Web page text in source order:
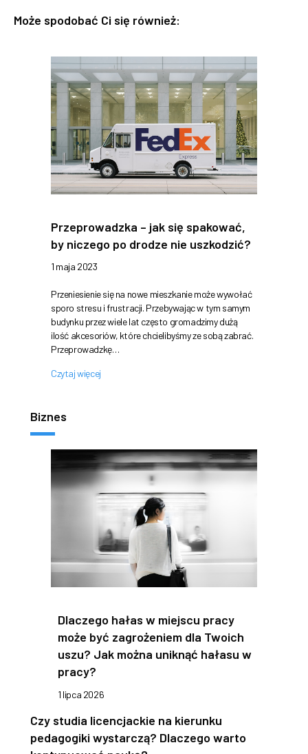
Może spodobać Ci się również:
Przeprowadzka – jak się spakować,
by niczego po drodze nie uszkodzić?
1 maja 2023
Przeniesienie się na nowe mieszkanie może wywołać
sporo stresu i frustracji. Przebywając w tym samym
budynku przez wiele lat często gromadzimy dużą
ilość akcesoriów, które chcielibyśmy ze sobą zabrać.
Przeprowadzkę…
Czytaj więcej
Biznes
Dlaczego hałas w miejscu pracy
może być zagrożeniem dla Twoich
uszu? Jak można uniknąć hałasu w
pracy?
1 lipca 2026
Czy studia licencjackie na kierunku
pedagogiki wystarczą? Dlaczego warto